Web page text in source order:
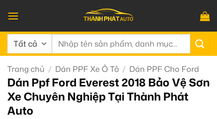
qua
nội
dung
Tìm
Trang chủ / Dán PPF Xe Ô Tô / Dán PPF Cho Ford
Dán Ppf Ford Everest 2018 Bảo Vệ Sơn
Xe Chuyên Nghiệp Tại Thành Phát
Auto